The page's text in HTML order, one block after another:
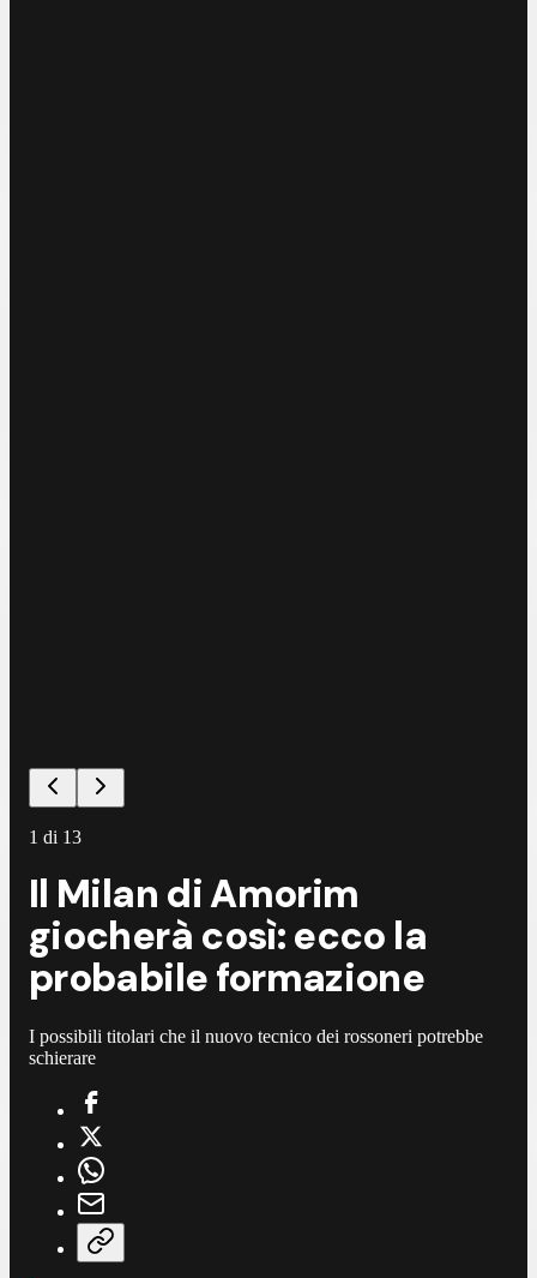
1 di 13
Il Milan di Amorim
giocherà così: ecco la
probabile formazione
I possibili titolari che il nuovo tecnico dei rossoneri potrebbe
schierare